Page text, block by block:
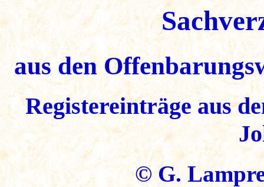
aus den
Registereinträge aus
© G.